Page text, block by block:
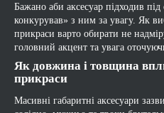
Бажано аби аксесуар підходив
конкурував» з ним за увагу. Як
прикраси варто обирати не
головний акцент та увага
Як довжина і товщина
прикраси
Масивні габаритні аксесуари